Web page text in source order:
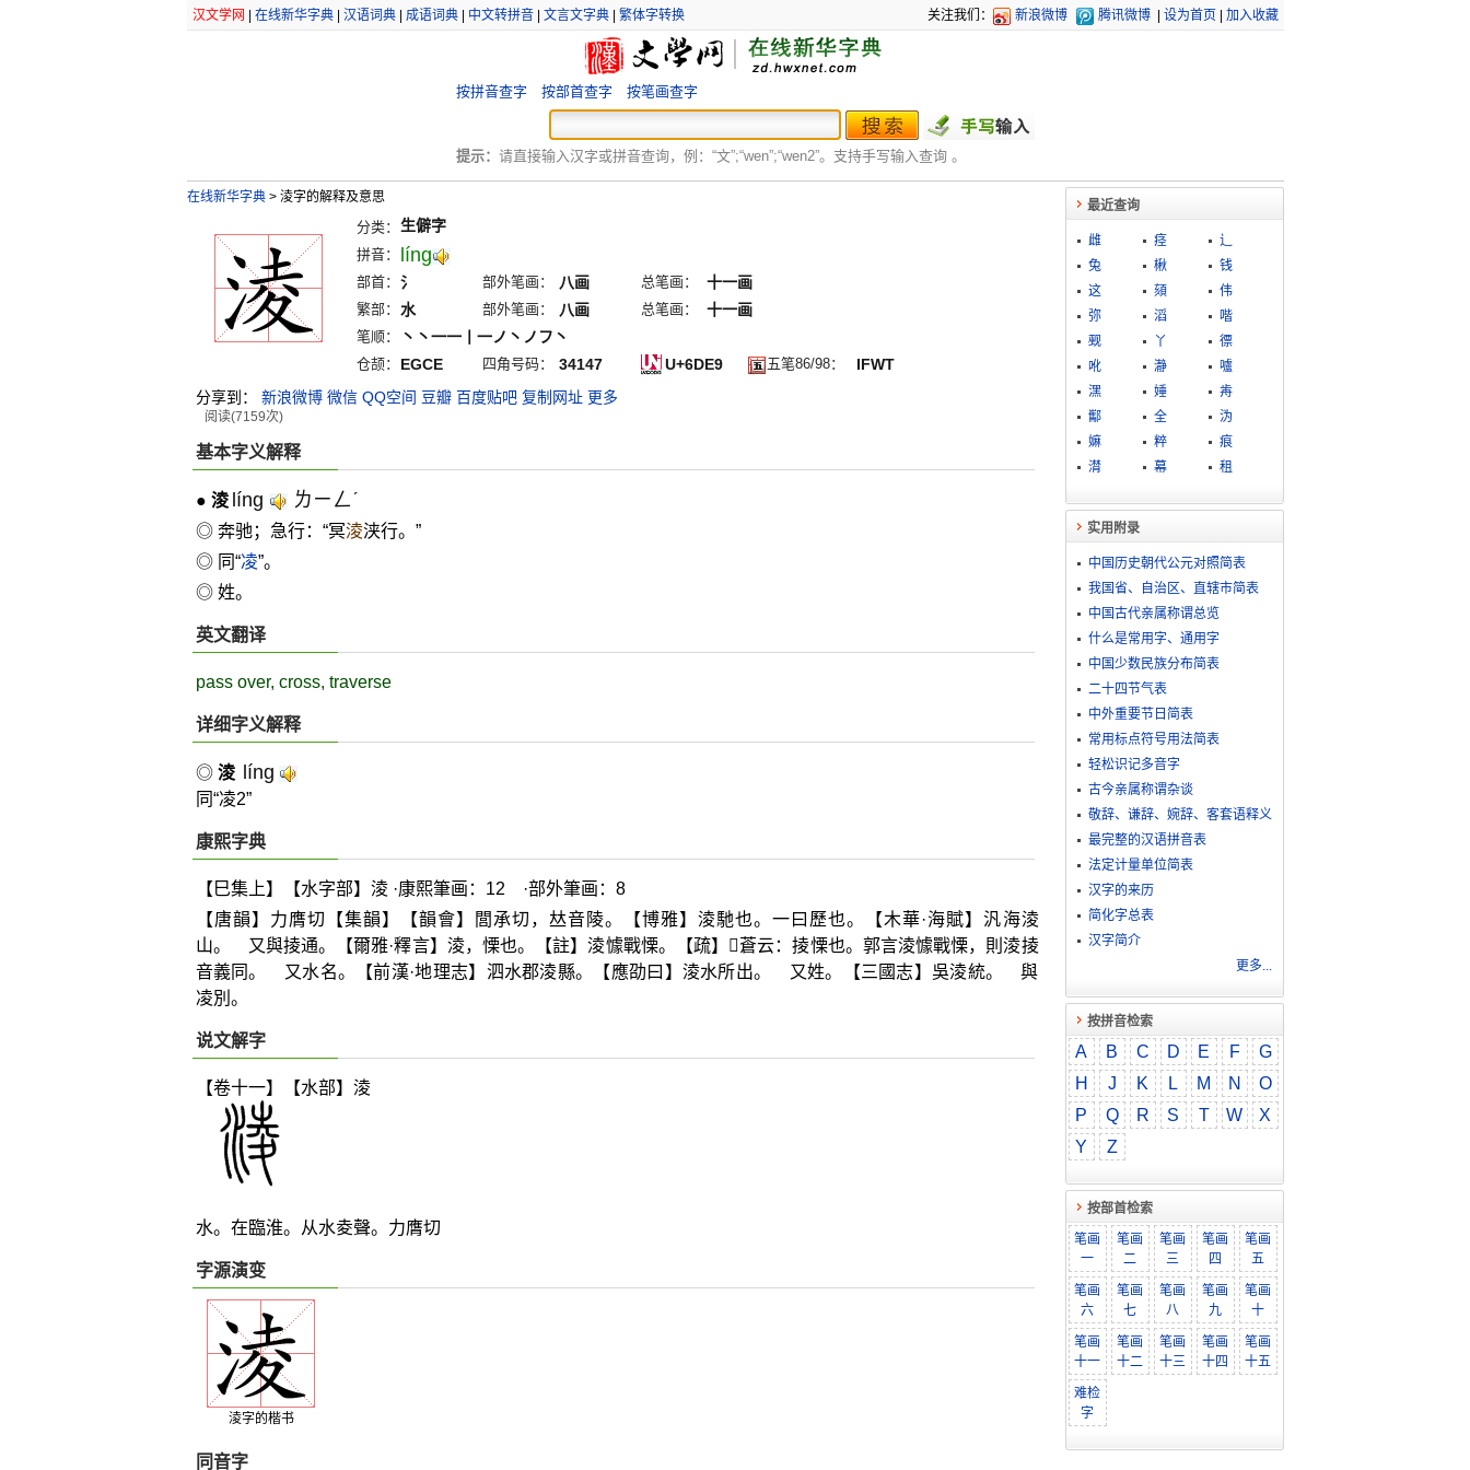
汉文学网 在线新华字典| 汉语词典| 成语词典| 中文转拼音| 文言文字典| 繁体字转换 关注我们： 新浪微博 腾讯微博 设为首页 加入收藏
按拼音查字 按部首查字 按笔画查字
提示： 请直接输入汉字或拼音查询，例：“文”;“wen”;“wen2”。支持手写输入查询 。
在线新华字典 >淩字的解释及意思
分类： 生僻字
拼音： líng
部首： 氵 部外笔画： 八画 总笔画： 十一画
繁部： 水 部外笔画： 八画 总笔画： 十一画
笔顺： 丶丶一一丨一ノ丶ノフ丶
仓颉： EGCE 四角号码： 34147 U+6DE9 五笔86/98：
IFWT
分享到：
新浪微博 微信 QQ空间 豆瓣 百度贴吧 复制网址 更多
阅读(7159次)
基本字义解释
● 淩 líng ㄌㄧㄥˊ
◎ 奔驰；急行：“冥淩浃行。”
◎ 同“凌”。
◎ 姓。
英文翻译
pass over, cross, traverse
详细字义解释
◎ 淩 líng
同“凌2”
康熙字典
【巳集上】【水字部】淩 ·康熙筆画：12 ·部外筆画：8
【唐韻】力膺切【集韻】【韻會】閭承切， 𠀤音陵。【博雅】淩馳也。一曰歷也。【木華·海賦】汎海淩
山。 又與掕通。【爾雅·釋言】淩，慄也。【註】淩懅戰慄。【疏】
𡌨蒼云：掕慄也。郭言淩懅戰慄，則淩掕
音義同。 又水名。【前漢·地理志】泗水郡淩縣。【應劭曰】淩水所出。 又姓。【三國志】吳淩統。 與
凌別。
说文解字
【卷十一】【水部】 淩
水。在臨淮。从水夌聲。力膺切
字源演变
淩字的楷书
同音字
最近查询
雌 痉
辶
兔
楸
钱
这
頦
伟
弥
滔
喈
觋
丫
徱
吪
瀞
嚧
潶
娷
歬
酅
全
沩
嫲
粹
痕
潸
幕 租
实用附录
中国历史朝代公元对照简表
我国省、自治区、直辖市简表
中国古代亲属称谓总览
什么是常用字、通用字
中国少数民族分布简表
二十四节气表
中外重要节日简表
常用标点符号用法简表
轻松识记多音字
古今亲属称谓杂谈
敬​辞​、​谦​辞​、​婉​辞​、​客​套​语​释​义
最完整的汉语拼音表
法定计量单位简表
汉字的来历
简化字总表
汉字简介
更多...
按拼音检索
A B C D E F
G
H
J K L M N
O
P
Q R S T W
X
Y
Z
按部首检索
笔画
一
笔画
二
笔画
三
笔画
四
笔画
五
笔画
六
笔画
七
笔画
八
笔画
九
笔画
十
笔画
十一
笔画
十二
笔画
十三
笔画
十四
笔画
十五
难检
字